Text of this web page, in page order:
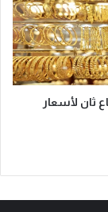
ثان لأسعار